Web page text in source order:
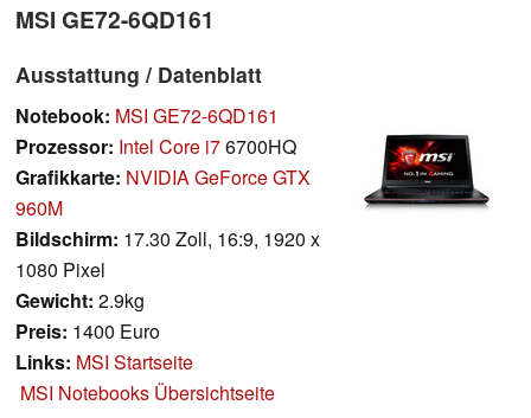
MSI GE72-6QD161
Ausstattung / Datenblatt
Notebook: MSI GE72-6QD161
Prozessor: Intel Core i76700HQ
Grafikkarte: NVIDIA GeForce GTX
960M
Bildschirm: 17.30 Zoll, 16:9, 1920 x
1080 Pixel
Gewicht: 2.9kg
Preis: 1400 Euro
Links: MSI Startseite
MSI Notebooks Übersichtseite